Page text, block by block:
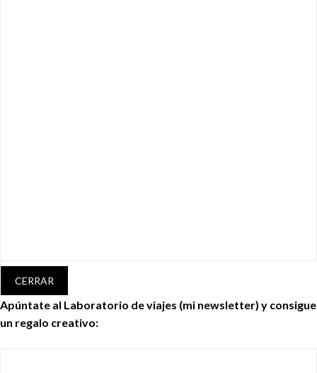
CERRAR
Apúntate al Laboratorio de viajes (mi newsletter) y consigue
un regalo creativo: